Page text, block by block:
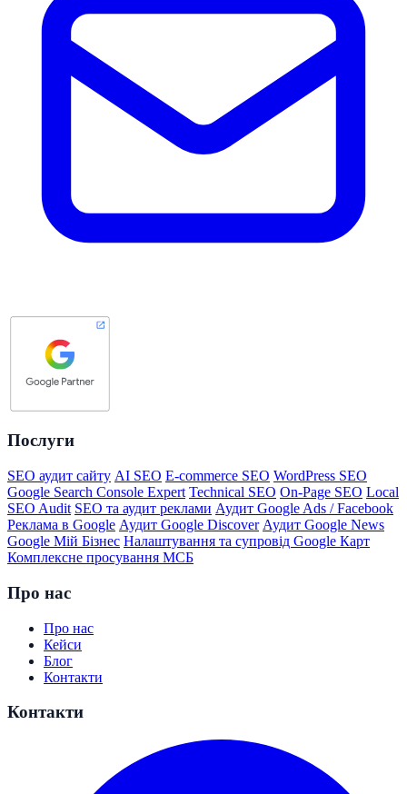
Послуги
SEO аудит сайту AI SEO E-commerce SEO WordPress SEO
Google Search Console Expert Technical SEO On-Page SEO Local
SEO Audit SEO та аудит реклами Аудит Google Ads / Facebook
Реклама в Google Аудит Google Discover Аудит Google News
Google Мій Бізнес Налаштування та супровід Google Карт
Комплексне просування МСБ
Про нас
Про нас
Кейси
Блог
Контакти
Контакти